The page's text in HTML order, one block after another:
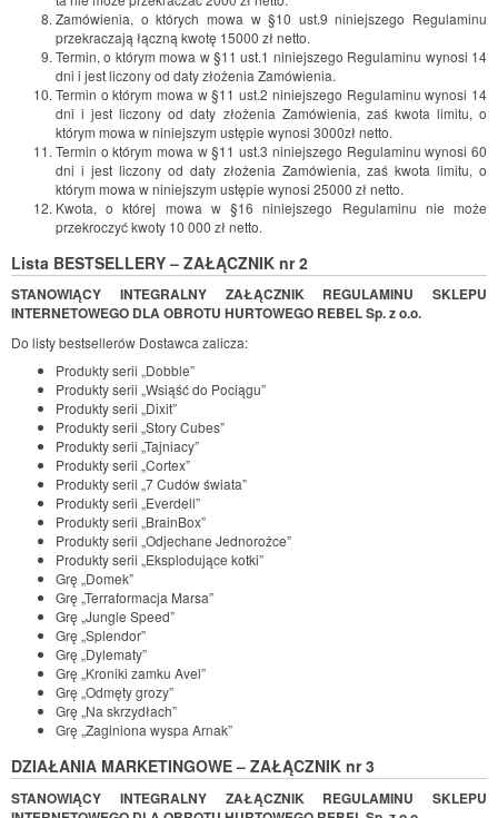
Zamówienia, o których mowa w §10 ust.9 niniejszego Regulaminu
przekraczają łączną kwotę 15000 zł netto.
Termin, o którym mowa w §11 ust.1 niniejszego Regulaminu wynosi 14
dni i jest liczony od daty złożenia Zamówienia.
Termin o którym mowa w §11 ust.2 niniejszego Regulaminu wynosi 14
dni i jest liczony od daty złożenia Zamówienia, zaś kwota limitu, o
którym mowa w niniejszym ustępie wynosi 3000zł netto.
Termin o którym mowa w §11 ust.3 niniejszego Regulaminu wynosi 60
dni i jest liczony od daty złożenia Zamówienia, zaś kwota limitu, o
którym mowa w niniejszym ustępie wynosi 25000 zł netto.
Kwota, o której mowa w §16 niniejszego Regulaminu nie może
przekroczyć kwoty 10 000 zł netto.
Lista BESTSELLERY – ZAŁĄCZNIK nr 2
STANOWIĄCY INTEGRALNY ZAŁĄCZNIK REGULAMINU SKLEPU
INTERNETOWEGO DLA OBROTU HURTOWEGO REBEL Sp. z o.o.
Do listy bestsellerów Dostawca zalicza:
Produkty serii „Dobble”
Produkty serii „Wsiąść do Pociągu”
Produkty serii „Dixit”
Produkty serii „Story Cubes”
Produkty serii „Tajniacy”
Produkty serii „Cortex”
Produkty serii „7 Cudów świata”
Produkty serii „Everdell”
Produkty serii „BrainBox”
Produkty serii „Odjechane Jednorożce”
Produkty serii „Eksplodujące kotki”
Grę „Domek”
Grę „Terraformacja Marsa”
Grę „Jungle Speed”
Grę „Splendor”
Grę „Dylematy”
Grę „Kroniki zamku Avel”
Grę „Odmęty grozy”
Grę „Na skrzydłach”
Grę „Zaginiona wyspa Arnak”
DZIAŁANIA MARKETINGOWE – ZAŁĄCZNIK nr 3
STANOWIĄCY INTEGRALNY ZAŁĄCZNIK REGULAMINU SKLEPU